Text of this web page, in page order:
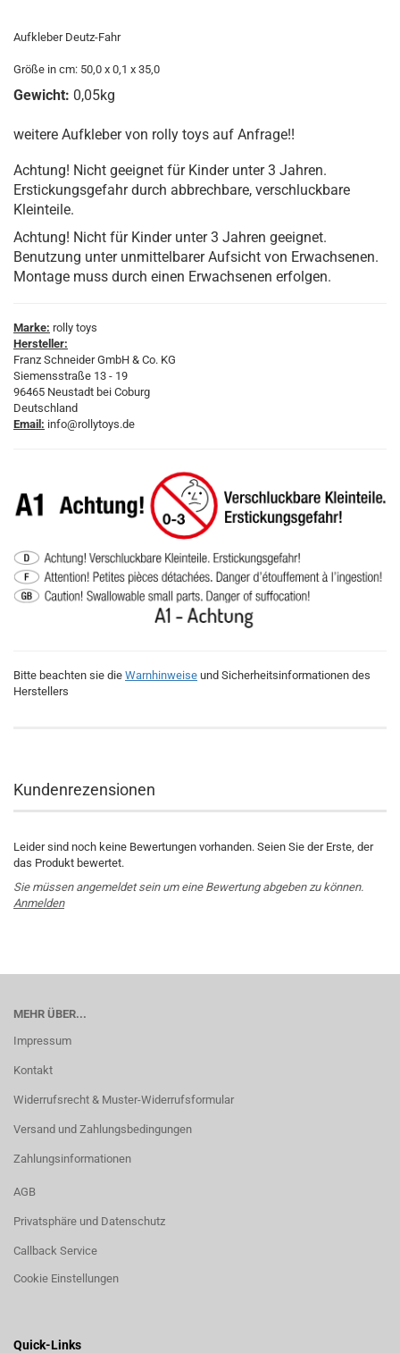
Aufkleber Deutz-Fahr
Größe in cm: 50,0 x 0,1 x 35,0
Gewicht: 0,05kg
weitere Aufkleber von rolly toys auf Anfrage!!
Achtung! Nicht geeignet für Kinder unter 3 Jahren.
Erstickungsgefahr durch abbrechbare, verschluckbare
Kleinteile.
Achtung! Nicht für Kinder unter 3 Jahren geeignet.
Benutzung unter unmittelbarer Aufsicht von Erwachsenen.
Montage muss durch einen Erwachsenen erfolgen.
Marke: rolly toys
Hersteller:
Franz Schneider GmbH & Co. KG
Siemensstraße 13 - 19
96465 Neustadt bei Coburg
Deutschland
Email: info@rollytoys.de
Bitte beachten sie die Warnhinweise und Sicherheitsinformationen des
Herstellers
Kundenrezensionen
Leider sind noch keine Bewertungen vorhanden. Seien Sie der Erste, der
das Produkt bewertet.
Sie müssen angemeldet sein um eine Bewertung abgeben zu können.
Anmelden
MEHR ÜBER...
Impressum
Kontakt
Widerrufsrecht & Muster-Widerrufsformular
Versand und Zahlungsbedingungen
Zahlungsinformationen
AGB
Privatsphäre und Datenschutz
Callback Service
Cookie Einstellungen
Quick-Links